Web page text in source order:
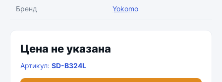
Бренд Yokomo
Цена не указана
Артикул: SD-B324L